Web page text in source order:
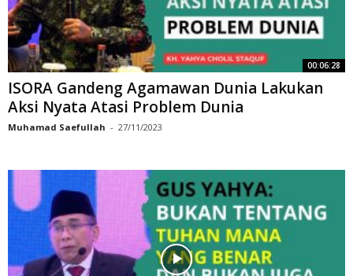
00:06:28
ISORA Gandeng Agamawan Dunia Lakukan
Aksi Nyata Atasi Problem Dunia
Muhamad Saefullah - 27/11/2023